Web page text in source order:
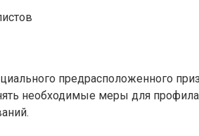
предрасположенного
необходимые меры для